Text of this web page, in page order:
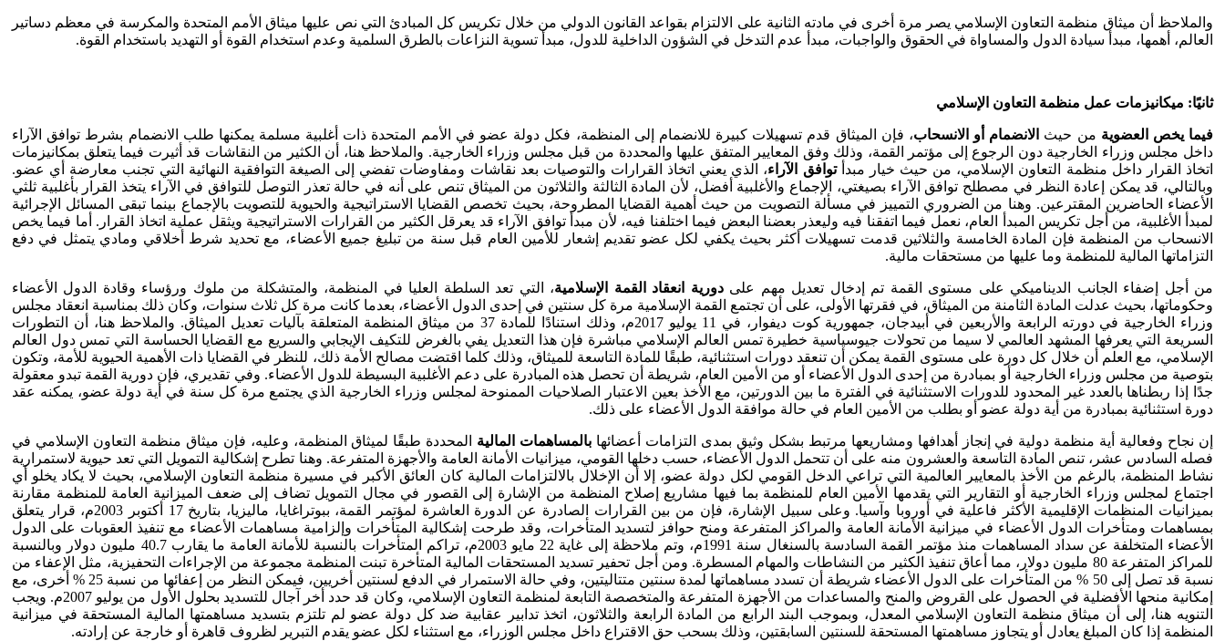
والملاحظ أن ميثاق منظمة التعاون الإسلامي يصر مرة أخرى في مادته الثانية على الالتزام بقواعد القانون الدولي من خلال تكريس كل المبادئ التي نص عليها ميثاق الأمم المتحدة والمكرسة في معظم دساتير
العالم، أهمها، مبدأ سيادة الدول والمساواة في الحقوق والواجبات، مبدأ عدم التدخل في الشؤون الداخلية للدول، مبدأ تسوية النزاعات بالطرق السلمية وعدم استخدام القوة أو التهديد باستخدام القوة.
ثانيًا: ميكانيزمات عمل منظمة التعاون الإسلامي
فيما يخص العضوية من حيث الانضمام أو الانسحاب، فإن الميثاق قدم تسهيلات كبيرة للانضمام إلى المنظمة، فكل دولة عضو في الأمم المتحدة ذات أغلبية مسلمة يمكنها طلب الانضمام بشرط توافق الآراء
داخل مجلس وزراء الخارجية دون الرجوع إلى مؤتمر القمة، وذلك وفق المعايير المتفق عليها والمحددة من قبل مجلس وزراء الخارجية. والملاحظ هنا، أن الكثير من النقاشات قد أثيرت فيما يتعلق بمكانيزمات
اتخاذ القرار داخل منظمة التعاون الإسلامي، من حيث خيار مبدأتوافق الآراء، الذي يعني اتخاذ القرارات والتوصيات بعد نقاشات ومفاوضات تفضي إلى الصيغة التوافقية النهائية التي تجنب معارضة أي عضو.
وبالتالي، قد يمكن إعادة النظر في مصطلح توافق الآراء بصيغتي، الإجماع والأغلبية أفضل، لأن المادة الثالثة والثلاثون من الميثاق تنص على أنه في حالة تعذر التوصل للتوافق في الآراء يتخذ القرار بأغلبية ثلثي
الأعضاء الحاضرين المقترعين. وهنا من الضروري التمييز في مسألة التصويت من حيث أهمية القضايا المطروحة، بحيث تخصص القضايا الاستراتيجية والحيوية للتصويت بالإجماع بينما تبقى المسائل الإجرائية
لمبدأ الأغلبية، من أجل تكريس المبدأ العام، نعمل فيما اتفقنا فيه وليعذر بعضنا البعض فيما اختلفنا فيه، لأن مبدأ توافق الآراء قد يعرقل الكثير من القرارات الاستراتيجية ويثقل عملية اتخاذ القرار. أما فيما يخص
الانسحاب من المنظمة فإن المادة الخامسة والثلاثين قدمت تسهيلات أكثر بحيث يكفي لكل عضو تقديم إشعار للأمين العام قبل سنة من تبليغ جميع الأعضاء، مع تحديد شرط أخلاقي ومادي يتمثل في دفع
التزاماتها المالية للمنظمة وما عليها من مستحقات مالية.
من أجل إضفاء الجانب الديناميكي على مستوى القمة تم إدخال تعديل مهم علىدورية انعقاد القمة الإسلامية، التي تعد السلطة العليا في المنظمة، والمتشكلة من ملوك ورؤساء وقادة الدول الأعضاء
وحكوماتها، بحيث عدلت المادة الثامنة من الميثاق، في فقرتها الأولى، على أن تجتمع القمة الإسلامية مرة كل سنتين في إحدى الدول الأعضاء، بعدما كانت مرة كل ثلاث سنوات، وكان ذلك بمناسبة انعقاد مجلس
وزراء الخارجية في دورته الرابعة والأربعين في أبيدجان، جمهورية كوت ديفوار، في 11 يوليو 2017م، وذلك استنادًا للمادة 37 من ميثاق المنظمة المتعلقة بآليات تعديل الميثاق. والملاحظ هنا، أن التطورات
السريعة التي يعرفها المشهد العالمي لا سيما من تحولات جيوسياسية خطيرة تمس العالم الإسلامي مباشرة فإن هذا التعديل يفي بالغرض للتكيف الإيجابي والسريع مع القضايا الحساسة التي تمس دول العالم
الإسلامي، مع العلم أن خلال كل دورة على مستوى القمة يمكن أن تنعقد دورات استثنائية، طبقًا للمادة التاسعة للميثاق، وذلك كلما اقتضت مصالح الأمة ذلك، للنظر في القضايا ذات الأهمية الحيوية للأمة، وتكون
بتوصية من مجلس وزراء الخارجية أو بمبادرة من إحدى الدول الأعضاء أو من الأمين العام، شريطة أن تحصل هذه المبادرة على دعم الأغلبية البسيطة للدول الأعضاء. وفي تقديري، فإن دورية القمة تبدو معقولة
جدًا إذا ربطناها بالعدد غير المحدود للدورات الاستثنائية في الفترة ما بين الدورتين، مع الأخذ بعين الاعتبار الصلاحيات الممنوحة لمجلس وزراء الخارجية الذي يجتمع مرة كل سنة في أية دولة عضو، يمكنه عقد
دورة استثنائية بمبادرة من أية دولة عضو أو بطلب من الأمين العام في حالة موافقة الدول الأعضاء على ذلك.
إن نجاح وفعالية أية منظمة دولية في إنجاز أهدافها ومشاريعها مرتبط بشكل وثيق بمدى التزامات أعضائها بالمساهمات المالية المحددة طبقًا لميثاق المنظمة، وعليه، فإن ميثاق منظمة التعاون الإسلامي في
فصله السادس عشر، تنص المادة التاسعة والعشرون منه على أن تتحمل الدول الأعضاء، حسب دخلها القومي، ميزانيات الأمانة العامة والأجهزة المتفرعة. وهنا تطرح إشكالية التمويل التي تعد حيوية لاستمرارية
نشاط المنظمة، بالرغم من الأخذ بالمعايير العالمية التي تراعي الدخل القومي لكل دولة عضو، إلا أن الإخلال بالالتزامات المالية كان العائق الأكبر في مسيرة منظمة التعاون الإسلامي، بحيث لا يكاد يخلو أي
اجتماع لمجلس وزراء الخارجية أو التقارير التي يقدمها الأمين العام للمنظمة بما فيها مشاريع إصلاح المنظمة من الإشارة إلى القصور في مجال التمويل تضاف إلى ضعف الميزانية العامة للمنظمة مقارنة
بميزانيات المنظمات الإقليمية الأكثر فاعلية في أوروبا وآسيا. وعلى سبيل الإشارة، فإن من بين القرارات الصادرة عن الدورة العاشرة لمؤتمر القمة، ببوتراغايا، ماليزيا، بتاريخ 17 أكتوبر 2003م، قرار يتعلق
بمساهمات ومتأخرات الدول الأعضاء في ميزانية الأمانة العامة والمراكز المتفرعة ومنح حوافز لتسديد المتأخرات، وقد طرحت إشكالية المتأخرات وإلزامية مساهمات الأعضاء مع تنفيذ العقوبات على الدول
الأعضاء المتخلفة عن سداد المساهمات منذ مؤتمر القمة السادسة بالسنغال سنة 1991م، وتم ملاحظة إلى غاية 22 مايو 2003م، تراكم المتأخرات بالنسبة للأمانة العامة ما يقارب 40.7 مليون دولار وبالنسبة
للمراكز المتفرعة 80 مليون دولار، مما أعاق تنفيذ الكثير من النشاطات والمهام المسطرة. ومن أجل تحفير تسديد المستحقات المالية المتأخرة تبنت المنظمة مجموعة من الإجراءات التحفيزية، مثل الإعفاء من
نسبة قد تصل إلى 50 % من المتأخرات على الدول الأعضاء شريطة أن تسدد مساهماتها لمدة سنتين متتاليتين، وفي حالة الاستمرار في الدفع لسنتين أخريين، فيمكن النظر من إعفائها من نسبة 25 % أخرى، مع
إمكانية منحها الأفضلية في الحصول على القروض والمنح والمساعدات من الأجهزة المتفرعة والمتخصصة التابعة لمنظمة التعاون الإسلامي، وكان قد حدد أخر آجال للتسديد بحلول الأول من يوليو 2007م. ويجب
التنويه هنا، إلى أن ميثاق منظمة التعاون الإسلامي المعدل، وبموجب البند الرابع من المادة الرابعة والثلاثون، اتخذ تدابير عقابية ضد كل دولة عضو لم تلتزم بتسديد مساهمتها المالية المستحقة في ميزانية
المنظمة إذا كان المبلغ يعادل أو يتجاوز مساهمتها المستحقة للسنتين السابقتين، وذلك بسحب حق الاقتراع داخل مجلس الوزراء، مع استثناء لكل عضو يقدم التبرير لظروف قاهرة أو خارجة عن إرادته.